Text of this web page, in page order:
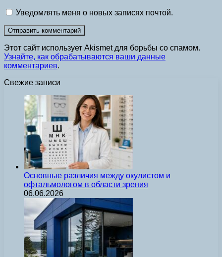
Уведомлять меня о новых записях почтой.
Этот сайт использует Akismet для борьбы со спамом.
Узнайте, как обрабатываются ваши данные
комментариев.
Свежие записи
Основные различия между окулистом и
офтальмологом в области зрения
06.06.2026